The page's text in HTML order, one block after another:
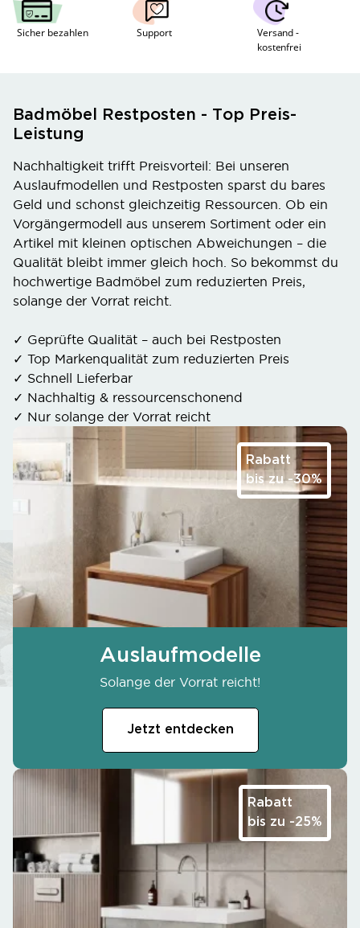
Sicher bezahlen Support
Versand -
kostenfrei
Badmöbel Restposten - Top Preis-
Leistung
Nachhaltigkeit trifft Preisvorteil: Bei unseren
Auslaufmodellen und Restposten sparst du bares
Geld und schonst gleichzeitig Ressourcen. Ob ein
Vorgängermodell aus unserem Sortiment oder ein
Artikel mit kleinen optischen Abweichungen – die
Qualität bleibt immer gleich hoch. So bekommst du
hochwertige Badmöbel zum reduzierten Preis,
solange der Vorrat reicht.
✓ Geprüfte Qualität – auch bei Restposten
✓ Top Markenqualität zum reduzierten Preis
✓ Schnell Lieferbar
✓ Nachhaltig & ressourcenschonend
✓ Nur solange der Vorrat reicht
Rabatt
bis zu -30%
Auslaufmodelle
Solange der Vorrat reicht!
Jetzt entdecken
Rabatt
bis zu -25%